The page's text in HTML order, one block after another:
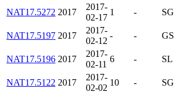
NAT17.5272 2017
2017-
02-17
1 - SG
NAT17.5197 2017
2017-
02-12
- - GS
NAT17.5196 2017
2017-
02-11
6 - SL
NAT17.5122 2017
2017-
02-02
10 - SG